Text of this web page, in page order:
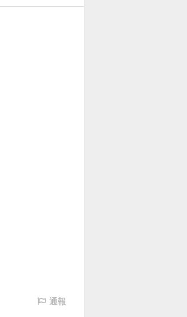
通報